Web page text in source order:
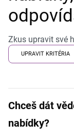
Zkus upravit své
UPRAVIT KRITÉRIA
Chceš dát
nabídky?